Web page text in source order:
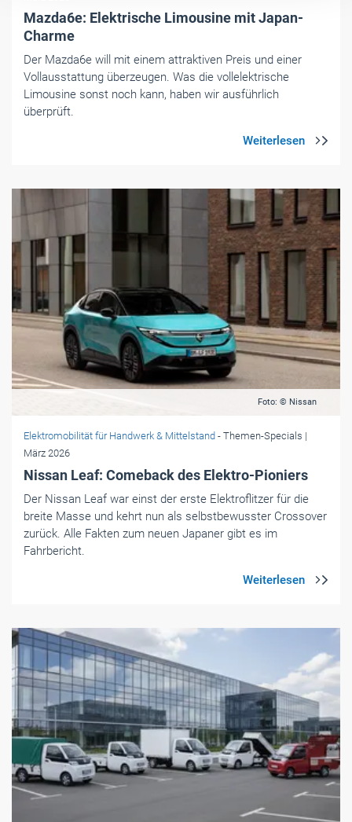
Mazda6e: Elektrische Limousine mit Japan-
Charme
Der Mazda6e will mit einem attraktiven Preis und einer
Vollausstattung überzeugen. Was die vollelektrische
Limousine sonst noch kann, haben wir ausführlich
überprüft.
Foto: © Nissan
Elektromobilität für Handwerk & Mittelstand - Themen-Specials |
März 2026
Nissan Leaf: Comeback des Elektro-Pioniers
Der Nissan Leaf war einst der erste Elektroflitzer für die
breite Masse und kehrt nun als selbstbewusster Crossover
zurück. Alle Fakten zum neuen Japaner gibt es im
Fahrbericht.